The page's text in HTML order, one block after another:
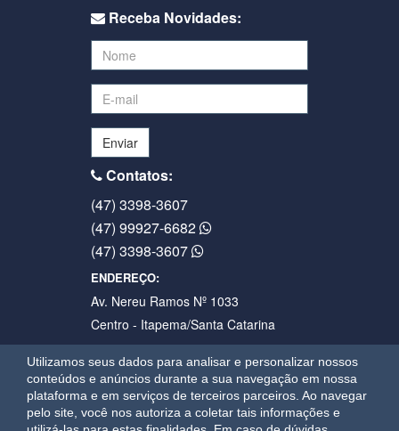
Utilizamos seus dados para analisar e personalizar nossos
conteúdos e anúncios durante a sua navegação em nossa
plataforma e em serviços de terceiros parceiros. Ao navegar
pelo site, você nos autoriza a coletar tais informações e
Receba Novidades:
Enviar
Contatos:
(47) 3398-3607
(47) 99927-6682
(47) 3398-3607
ENDEREÇO:
Av. Nereu Ramos Nº 1033
Centro - Itapema/Santa Catarina
Siga: